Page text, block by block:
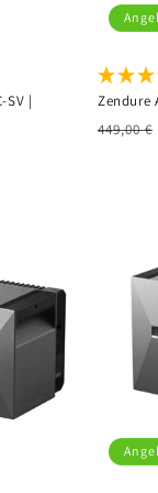
SV |
Zendure
449,00 €